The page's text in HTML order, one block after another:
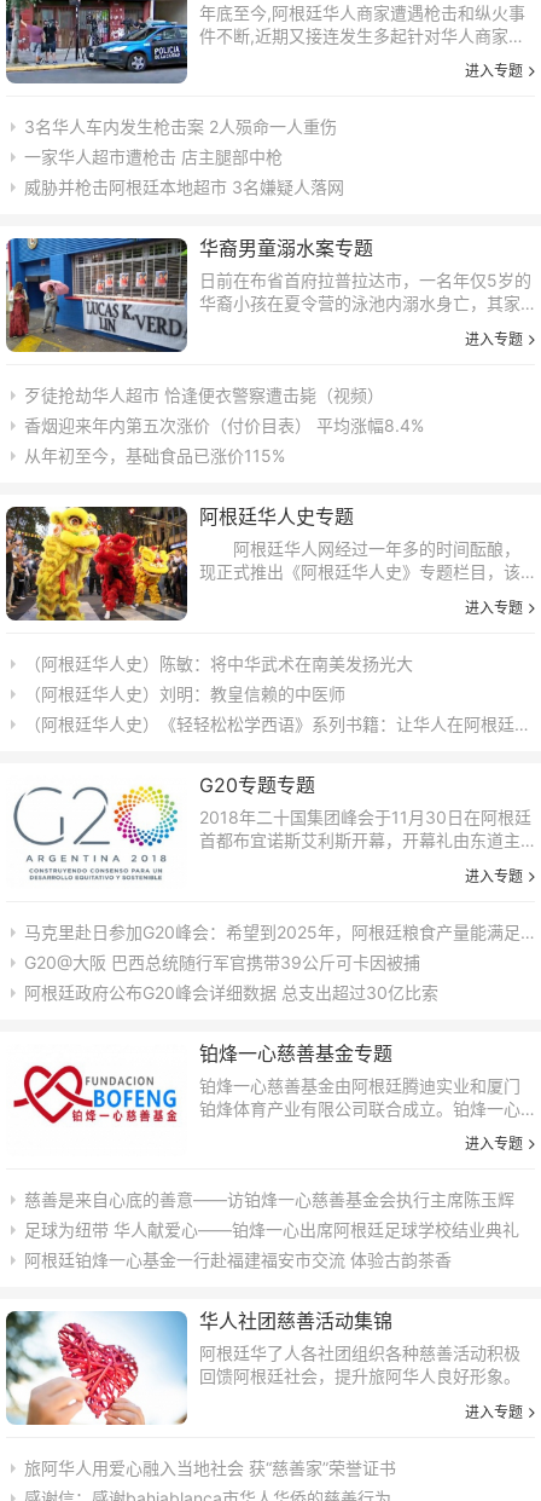
年底至今,阿根廷华人商家遭遇枪击和纵火事
件不断,近期又接连发生多起针对华人商家的
进入专题
3名华人车内发生枪击案 2人殒命一人重伤
一家华人超市遭枪击 店主腿部中枪
威胁并枪击阿根廷本地超市 3名嫌疑人落网
华裔男童溺水案专题
日前在布省首府拉普拉达市，一名年仅5岁的
华裔小孩在夏令营的泳池内溺水身亡，其家
进入专题
歹徒抢劫华人超市 恰逢便衣警察遭击毙（视频）
香烟迎来年内第五次涨价（付价目表） 平均涨幅8.4%
从年初至今，基础食品已涨价115%
阿根廷华人史专题
阿根廷华人网经过一年多的时间酝酿，
现正式推出《阿根廷华人史》专题栏目，该
拓进取、取得辉煌业绩的历史片段； 倾情记
社会、传...
进入专题
（阿根廷华人史）陈敏：将中华武术在南美发扬光大
（阿根廷华人史​）刘明：教皇信赖的中医师
（阿根廷华人史）《轻轻松松学西语》系列书籍：让华人在阿根廷识字说话
G20专题专题
2018年二十国集团峰会于11月30日在阿根廷
首都布宜诺斯艾利斯开幕，开幕礼由东道主
礼上致辞，呼吁各国继续支持多边贸易主
望借...
进入专题
马克里赴日参加G20峰会：希望到2025年，阿根廷粮食产量能满足6亿人
G20@大阪 巴西总统随行军官携带39公斤可卡因被捕
阿根廷政府公布G20峰会详细数据 总支出超过30亿比索
铂烽一心慈善基金专题
铂烽一心慈善基金由阿根廷腾迪实业和厦门
铂烽体育产业有限公司联合成立。铂烽一心
慈善基金的成立是向祖国和家乡表达一份海
外游子的拳拳之心，为贫困地区学子能顺利
友爱和谐社...
进入专题
慈善是来自心底的善意——访铂烽一心慈善基金会执行主席陈玉辉
足球为纽带 华人献爱心——铂烽一心出席阿根廷足球学校结业典礼
阿根廷铂烽一心基金一行赴福建福安市交流 体验古韵茶香
华人社团慈善活动集锦
阿根廷华了人各社团组织各种慈善活动积极
回馈阿根廷社会，提升旅阿华人良好形象。
进入专题
旅阿华人用爱心融入当地社会 获“慈善家”荣誉证书